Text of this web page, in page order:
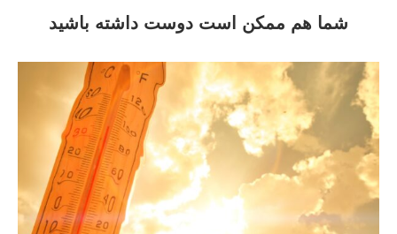
شما هم ممکن است دوست داشته باشید